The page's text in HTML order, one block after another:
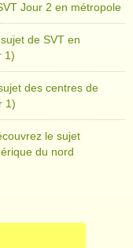
Jour 2 en métropole
de SVT en
1)
des centres de
1)
le sujet
du nord